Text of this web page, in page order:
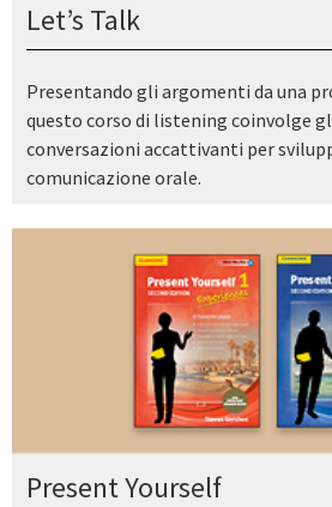
Let’s Talk
Presentando gli argomenti da una
questo corso di listening coinvolge
conversazioni accattivanti per
comunicazione orale.
Present Yourself